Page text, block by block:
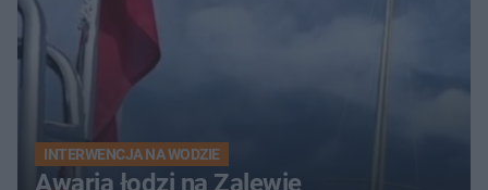
INTERWENCJA NA WODZIE
Awaria łodzi na Zalewie